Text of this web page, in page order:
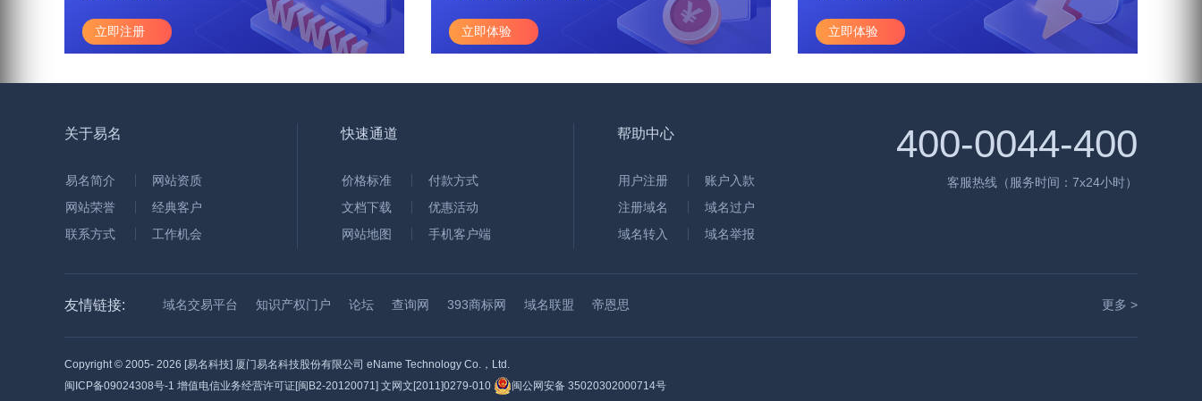
立即注册 立即体验 立即体验
关于易名
易名简介
网站资质
网站荣誉
经典客户
联系方式
工作机会
快速通道
价格标准
付款方式
文档下载
优惠活动
网站地图
手机客户端
帮助中心
用户注册
账户入款
注册域名
域名过户
域名转入
域名举报
400-0044-400
客服热线（服务时间：7x24小时）
友情链接: 域名交易平台 知识产权门户 论坛 查询网 393商标网 域名联盟 帝恩思 更多 >
Copyright © 2005- 2026 [易名科技] 厦门易名科技股份有限公司 eName Technology Co.，Ltd.
闽ICP备09024308号-1 增值电信业务经营许可证[闽B2-20120071] 文网文[2011]0279-010 闽公网安备 35020302000714号